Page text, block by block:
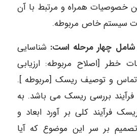
خصوصیات همراه و مرتبط با آن
سیستم خاص مربوطه.
شامل چهار مرحله است: شناسایی
خطر [اصلاح مربوطه: ارزیابی
تماس و توصیف ریسک [مربوطه ].
فرآیند بررسی ریسک می باشد. به
فرآیند کلی بر آورد ابعاد و
بر سر این موضوع که آیا